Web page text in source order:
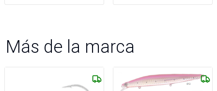
Más de la marca